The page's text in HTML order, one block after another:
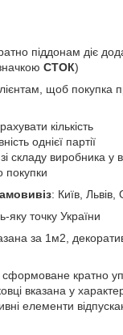
піддонам діє
СТОК)
щоб покупка
кількість
однієї партії
складу виробника у
покупки
: Київ, Львів,
яку точку України
за 1м2,
кратно
вказана у
елементи